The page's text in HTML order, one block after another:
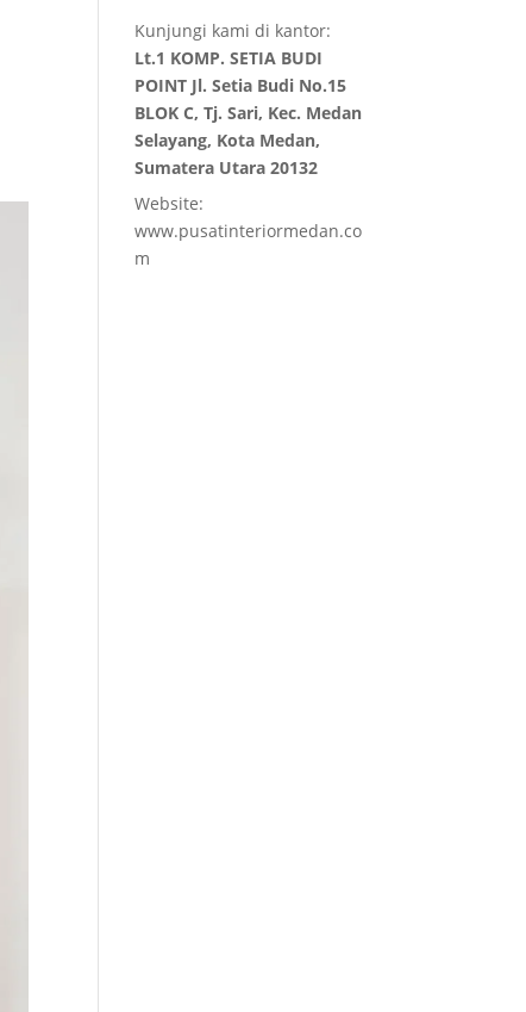
Kunjungi kami di kantor:
Lt.1 KOMP. SETIA BUDI
POINT Jl. Setia Budi No.15
BLOK C, Tj. Sari, Kec. Medan
Selayang, Kota Medan,
Sumatera Utara 20132
Website:
www.pusatinteriormedan.co
m